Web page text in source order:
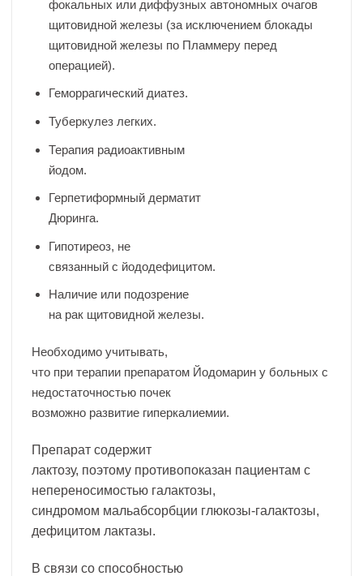
фокальных или диффузных автономных очагов
щитовидной железы (за исключением блокады
щитовидной железы по Пламмеру перед
операцией).
Геморрагический диатез.
Туберкулез легких.
Терапия радиоактивным
йодом.
Герпетиформный дерматит
Дюринга.
Гипотиреоз, не
связанный с йододефицитом.
Наличие или подозрение
на рак щитовидной железы.
Необходимо учитывать,
что при терапии препаратом Йодомарин у больных с
недостаточностью почек
возможно развитие гиперкалиемии.
Препарат содержит
лактозу, поэтому противопоказан пациентам с
непереносимостью галактозы,
синдромом мальабсорбции глюкозы-галактозы,
дефицитом лактазы.
В связи со способностью